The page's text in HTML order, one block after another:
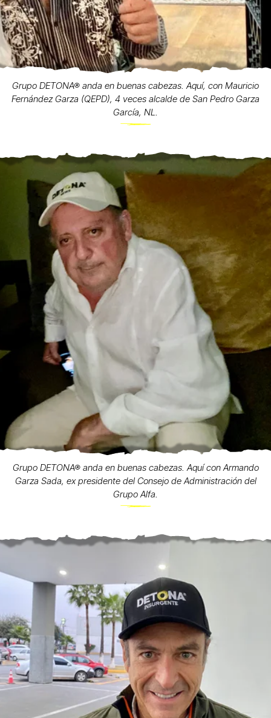
Grupo DETONA® anda en buenas cabezas. Aquí, con Mauricio
Fernández Garza (QEPD), 4 veces alcalde de San Pedro Garza
García, NL.
Grupo DETONA® anda en buenas cabezas. Aquí con Armando
Garza Sada, ex presidente del Consejo de Administración del
Grupo Alfa.